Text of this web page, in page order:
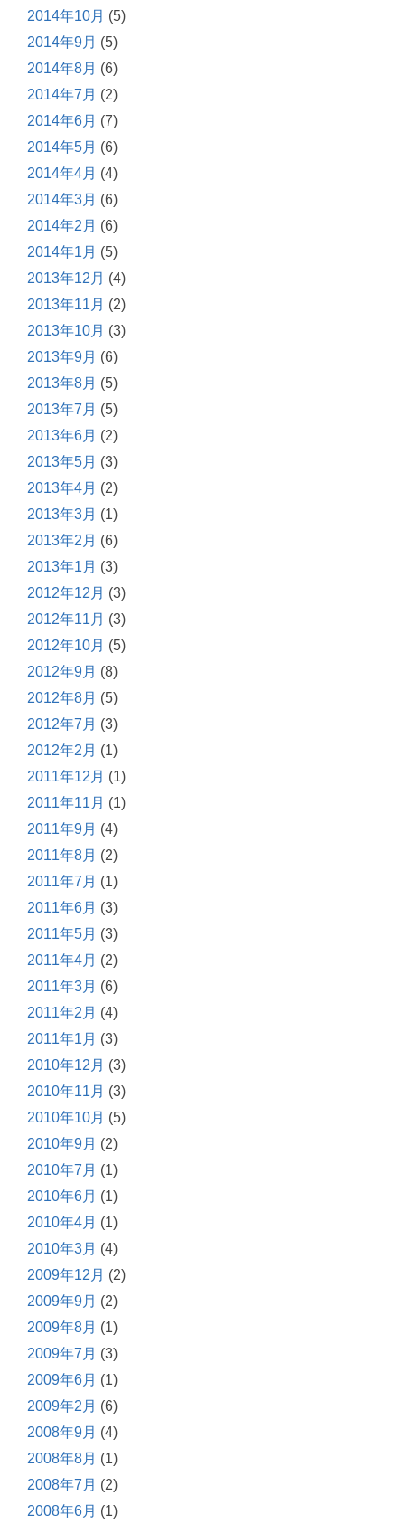
2014年10月 (5)
2014年9月 (5)
2014年8月 (6)
2014年7月 (2)
2014年6月 (7)
2014年5月 (6)
2014年4月 (4)
2014年3月 (6)
2014年2月 (6)
2014年1月 (5)
2013年12月 (4)
2013年11月 (2)
2013年10月 (3)
2013年9月 (6)
2013年8月 (5)
2013年7月 (5)
2013年6月 (2)
2013年5月 (3)
2013年4月 (2)
2013年3月 (1)
2013年2月 (6)
2013年1月 (3)
2012年12月 (3)
2012年11月 (3)
2012年10月 (5)
2012年9月 (8)
2012年8月 (5)
2012年7月 (3)
2012年2月 (1)
2011年12月 (1)
2011年11月 (1)
2011年9月 (4)
2011年8月 (2)
2011年7月 (1)
2011年6月 (3)
2011年5月 (3)
2011年4月 (2)
2011年3月 (6)
2011年2月 (4)
2011年1月 (3)
2010年12月 (3)
2010年11月 (3)
2010年10月 (5)
2010年9月 (2)
2010年7月 (1)
2010年6月 (1)
2010年4月 (1)
2010年3月 (4)
2009年12月 (2)
2009年9月 (2)
2009年8月 (1)
2009年7月 (3)
2009年6月 (1)
2009年2月 (6)
2008年9月 (4)
2008年8月 (1)
2008年7月 (2)
2008年6月 (1)